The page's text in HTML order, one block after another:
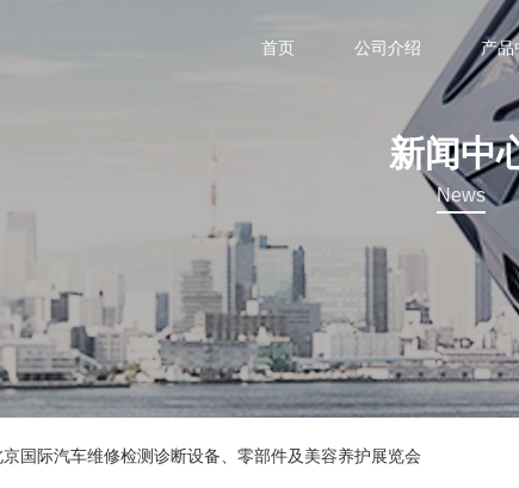
首页 公司介绍 产品
新闻中
News
国际汽车维修检测诊断设备、零部件及美容养护展览会